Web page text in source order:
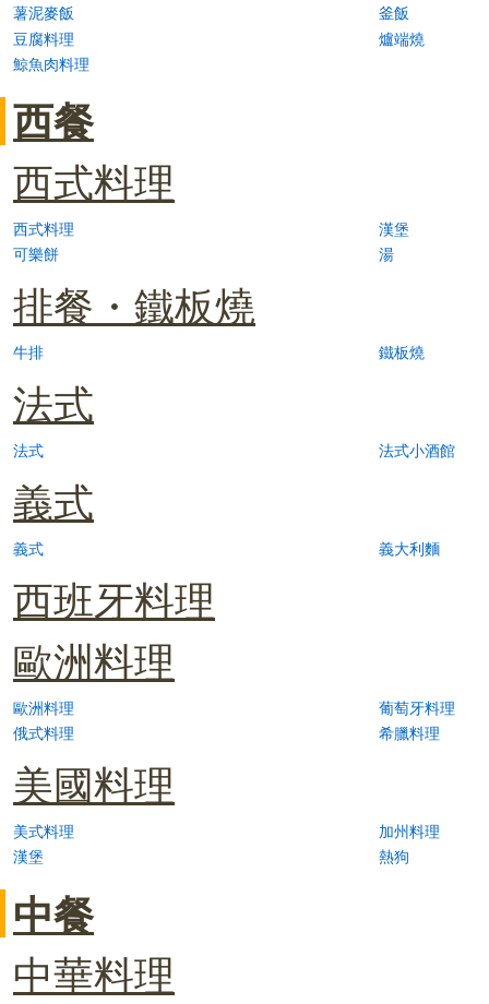
薯泥麥飯
釜飯
豆腐料理
爐端燒
鯨魚肉料理
西餐
西式料理
西式料理
漢堡
可樂餅
湯
排餐・鐵板燒
牛排 鐵板燒
法式
法式 法式小酒館
義式
義式 義大利麵
西班牙料理
歐洲料理
歐洲料理
葡萄牙料理
俄式料理
希臘料理
美國料理
美式料理
加州料理
漢堡
熱狗
中餐
中華料理